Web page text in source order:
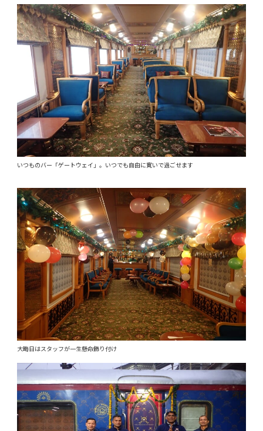
いつものバー「ゲートウェイ」。いつでも自由に寛いで過ごせます
大晦日はスタッフが一生懸命飾り付け